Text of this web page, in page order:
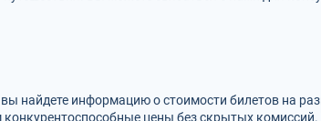
найдете информацию о стоимости билетов на
цены без скрытых комиссий.